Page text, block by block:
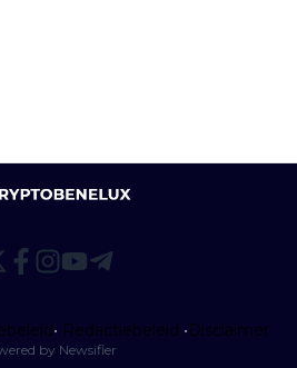
• Redactiebeleid •Disclaimer
by Newsifier